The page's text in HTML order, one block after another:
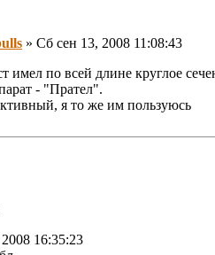
» Сб сен 13, 2008 11:08:43
по всей длине круглое
- "Прател".
я то же им пользуюсь
16:35:23